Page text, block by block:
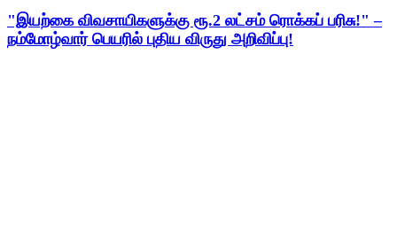
"இயற்கை விவசாயிகளுக்கு ரூ.2 லட்சம் ரொக்கப் பரிசு!" –
நம்மோழ்வார் பெயரில் புதிய விருது அறிவிப்பு!